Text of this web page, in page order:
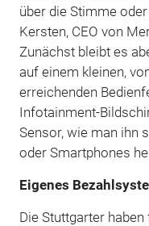
über die Stimme
Kersten, CEO von
Zunächst bleibt es
auf einem kleinen,
erreichenden
Infotainment-
Sensor, wie man ihn
oder Smartphones
Eigenes
Die Stuttgarter